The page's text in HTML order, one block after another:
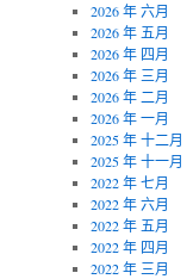
2026 年 六月
2026 年 五月
2026 年 四月
2026 年 三月
2026 年 二月
2026 年 一月
2025 年 十二月
2025 年 十一月
2022 年 七月
2022 年 六月
2022 年 五月
2022 年 四月
2022 年 三月